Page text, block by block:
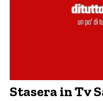
Stasera in Tv